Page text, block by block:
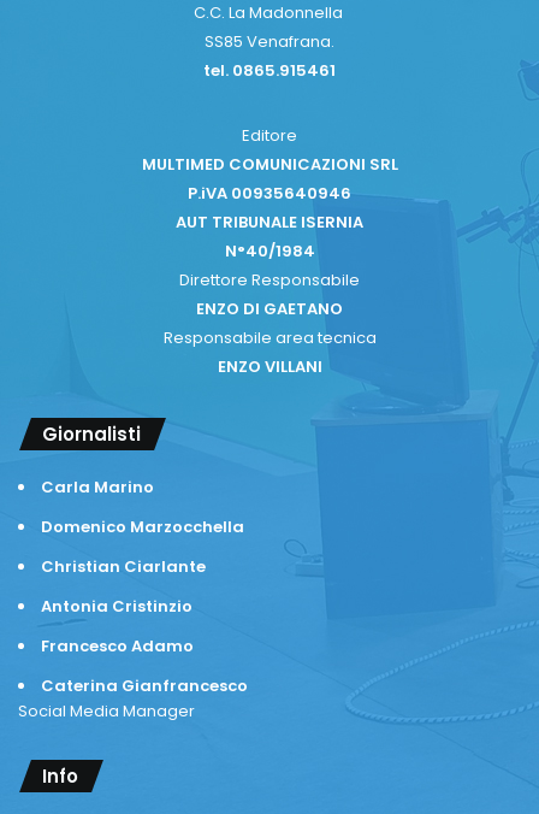
C.C. La Madonnella
SS85 Venafrana.
tel. 0865.915461
Editore
MULTIMED COMUNICAZIONI SRL
P.iVA 00935640946
AUT TRIBUNALE ISERNIA
N°40/1984
Direttore Responsabile
ENZO DI GAETANO
Responsabile area tecnica
ENZO VILLANI
Giornalisti
Carla Marino
Domenico Marzocchella
Christian Ciarlante
Antonia Cristinzio
Francesco Adamo
Caterina Gianfrancesco
Social Media Manager
Info